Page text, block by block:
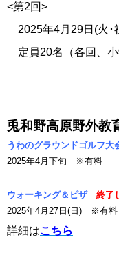
<第2回>
2025年4月29日(火･
定員20名（各回、
兎和野高原野外教
うわのグラウンドゴルフ
2025年4月下旬 ※有料
ウォーキング＆ピザ 終了
2025年4月27日(日) ※有料
詳細はこちら